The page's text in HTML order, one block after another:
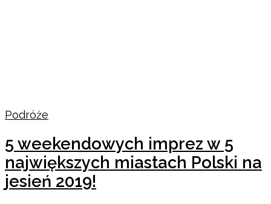
Podróże
5 weekendowych imprez w 5
największych miastach Polski na
jesień 2019!